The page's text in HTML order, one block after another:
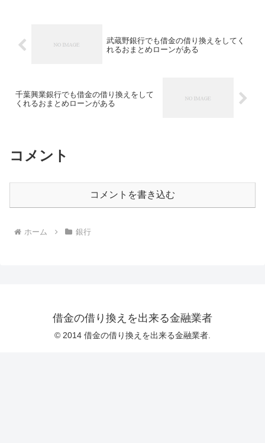
武蔵野銀行でも借金の借り換えをしてく
れるおまとめローンがある
千葉興業銀行でも借金の借り換えをして
くれるおまとめローンがある
コメント
コメントを書き込む
ホーム 銀行
借金の借り換えを出来る金融業者
© 2014 借金の借り換えを出来る金融業者.